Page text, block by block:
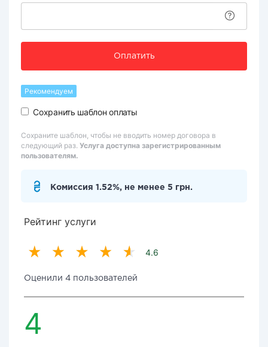
Оплатить
Рекомендуем
Сохранить шаблон оплаты
Сохраните шаблон, чтобы не вводить номер договора в
следующий раз. Услуга доступна зарегистрированным
пользователям.
Комиссия 1.52%, не менее 5 грн.
Рейтинг услуги
4.6
Оценили 4 пользователей
4